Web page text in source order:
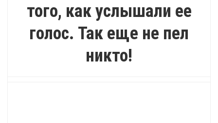
того, как услышали ее
голос. Так еще не пел
никто!